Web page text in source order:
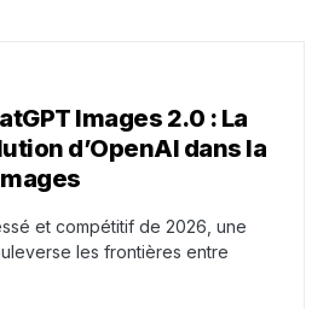
Images 2.0 : La
d’OpenAI dans la
et compétitif de 2026, une
les frontières entre